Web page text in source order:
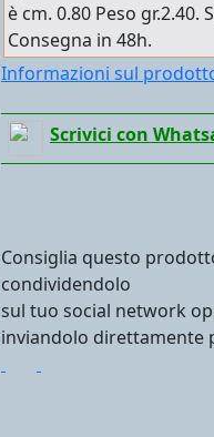
è cm. 0.80 Peso gr.2.40.
Consegna in 48h.
Informazioni sul
Scrivici con
Consiglia questo
condividendolo
sul tuo social network
inviandolo direttamente